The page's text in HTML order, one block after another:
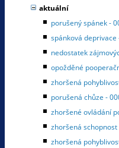
aktuální
porušený spánek -
spánková deprivace
nedostatek
opožděné
zhoršená
porušená chůze -
zhoršené ovládání
zhoršená
zhoršená